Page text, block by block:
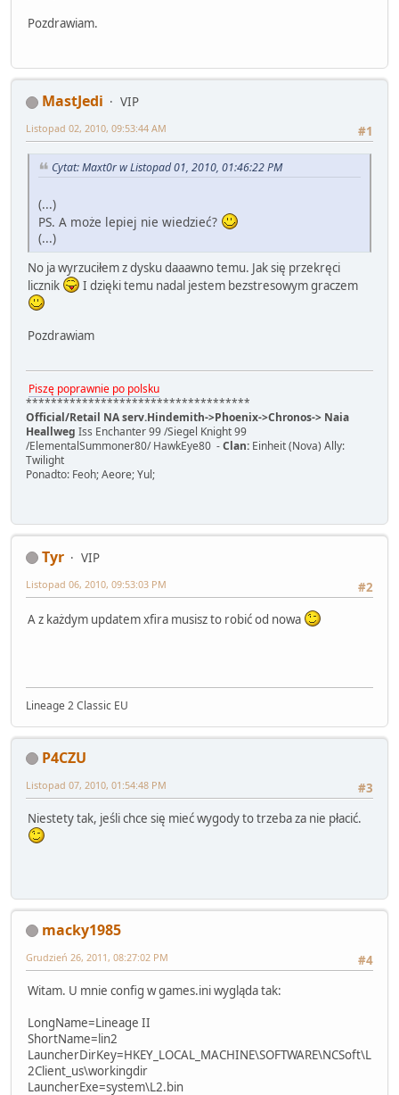
Pozdrawiam.
MastJedi
VIP
#1
Listopad 02, 2010, 09:53:44 AM
Cytat: Maxt0r w Listopad 01, 2010, 01:46:22 PM
(...)
PS. A może lepiej nie wiedzieć?
(...)
No ja wyrzuciłem z dysku daaawno temu. Jak się przekręci
licznik
I dzięki temu nadal jestem bezstresowym graczem
Pozdrawiam
Piszę poprawnie po polsku
************************************
Official/Retail NA serv.Hindemith->Phoenix->Chronos-> Naia
Heallweg Iss Enchanter 99 /Siegel Knight 99
/ElementalSummoner80/ HawkEye80 -Clan: Einheit (Nova) Ally:
Twilight
Ponadto: Feoh; Aeore; Yul;
Tyr
VIP
#2
Listopad 06, 2010, 09:53:03 PM
A z każdym updatem xfira musisz to robić od nowa
Lineage 2 Classic EU
P4CZU
#3
Listopad 07, 2010, 01:54:48 PM
Niestety tak, jeśli chce się mieć wygody to trzeba za nie płacić.
macky1985
#4
Grudzień 26, 2011, 08:27:02 PM
Witam. U mnie config w games.ini wygląda tak:
LongName=Lineage II
ShortName=lin2
LauncherDirKey=HKEY_LOCAL_MACHINE\SOFTWARE\NCSoft\L
2Client_us\workingdir
LauncherExe=system\L2.bin